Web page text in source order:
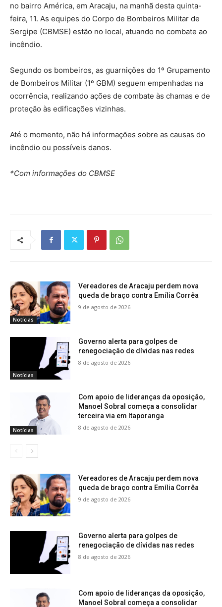
no bairro América, em Aracaju, na manhã desta quinta-
feira, 11. As equipes do Corpo de Bombeiros Militar de
Sergipe (CBMSE) estão no local, atuando no combate ao
incêndio.
Segundo os bombeiros, as guarnições do 1º Grupamento
de Bombeiros Militar (1º GBM) seguem empenhadas na
ocorrência, realizando ações de combate às chamas e de
proteção às edificações vizinhas.
Até o momento, não há informações sobre as causas do
incêndio ou possíveis danos.
*Com informações do CBMSE
Notícias
Vereadores de Aracaju perdem nova
queda de braço contra Emília Corrêa
9 de agosto de 2026
Notícias
Governo alerta para golpes de
renegociação de dívidas nas redes
8 de agosto de 2026
Notícias
Com apoio de lideranças da oposição,
Manoel Sobral começa a consolidar
terceira via em Itaporanga
8 de agosto de 2026
Vereadores de Aracaju perdem nova
queda de braço contra Emília Corrêa
9 de agosto de 2026
Governo alerta para golpes de
renegociação de dívidas nas redes
8 de agosto de 2026
Com apoio de lideranças da oposição,
Manoel Sobral começa a consolidar